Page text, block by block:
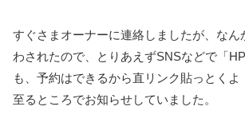
すぐさまオーナーに連絡しましたが、なん
わされたので、とりあえずSNSなどで「
も、予約はできるから直リンク貼っとくよ
至るところでお知らせしていました。